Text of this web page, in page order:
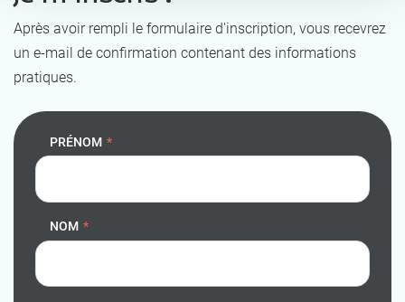
Après avoir rempli le formulaire d'inscription, vous recevrez
un e-mail de confirmation contenant des informations
pratiques.
PRÉNOM *
NOM *